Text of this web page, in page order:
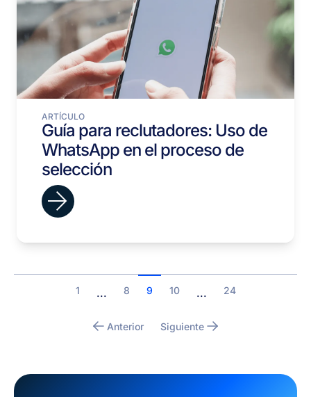
ARTÍCULO
Guía para reclutadores: Uso de
WhatsApp en el proceso de
selección
Anterior
1 ... 8 9 10 ... 24
Siguiente